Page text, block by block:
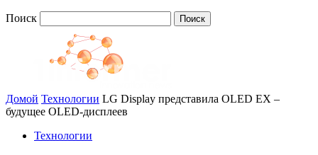
Поиск
Домой Технологии LG Display представила OLED EX –
будущее OLED-дисплеев
Технологии